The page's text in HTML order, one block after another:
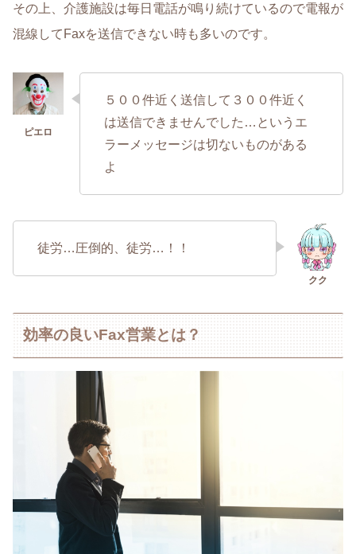
その上、介護施設は毎日電話が鳴り続けているので電報が
混線してFaxを送信できない時も多いのです。
５００件近く送信して３００件近く
は送信できませんでした…というエ
ラーメッセージは切ないものがある
よ
徒労…圧倒的、徒労…！！
効率の良いFax営業とは？